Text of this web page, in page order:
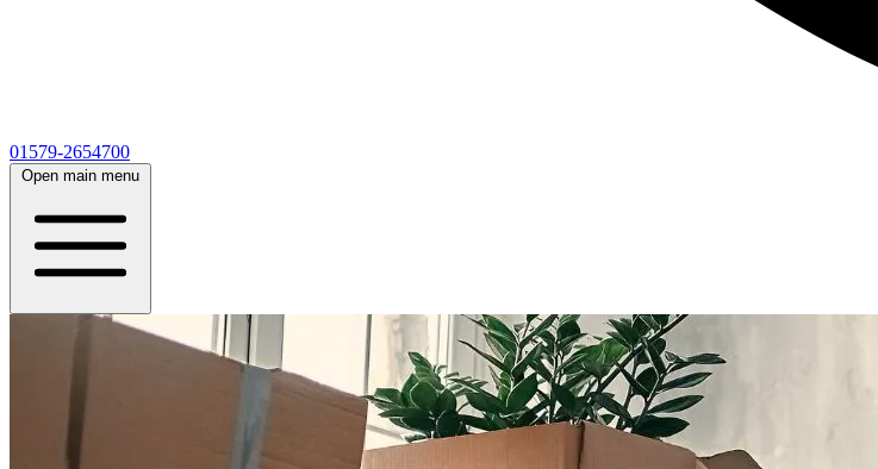
01579-2654700
Open main menu